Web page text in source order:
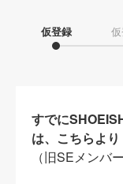
仮登録
すでに
は、こちらより
（旧SEメンバ